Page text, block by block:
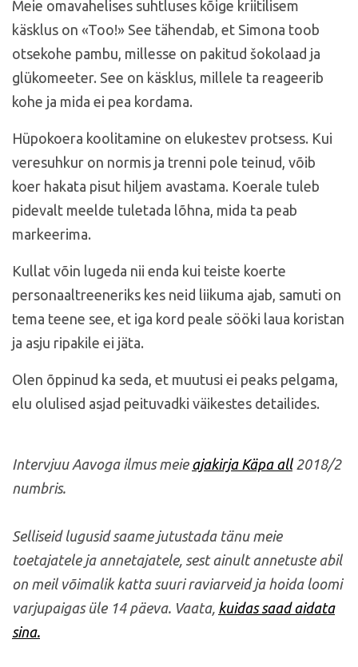
Meie omavahelises suhtluses kõige kriitilisem
käsklus on «Too!» See tähendab, et Simona toob
otsekohe pambu, millesse on pakitud šokolaad ja
glükomeeter. See on käsklus, millele ta reageerib
kohe ja mida ei pea kordama.
Hüpokoera koolitamine on elukestev protsess. Kui
veresuhkur on normis ja trenni pole teinud, võib
koer hakata pisut hiljem avastama. Koerale tuleb
pidevalt meelde tuletada lõhna, mida ta peab
markeerima.
Kullat võin lugeda nii enda kui teiste koerte
personaaltreeneriks kes neid liikuma ajab, samuti on
tema teene see, et iga kord peale sööki laua koristan
ja asju ripakile ei jäta.
Olen õppinud ka seda, et muutusi ei peaks pelgama,
elu olulised asjad peituvadki väikestes detailides.
Intervjuu Aavoga ilmus meie ajakirja Käpa all2018/2
numbris.
Selliseid lugusid saame jutustada tänu meie
toetajatele ja annetajatele, sest ainult annetuste abil
on meil võimalik katta suuri raviarveid ja hoida loomi
varjupaigas üle 14 päeva. Vaata, kuidas saad aidata
sina.